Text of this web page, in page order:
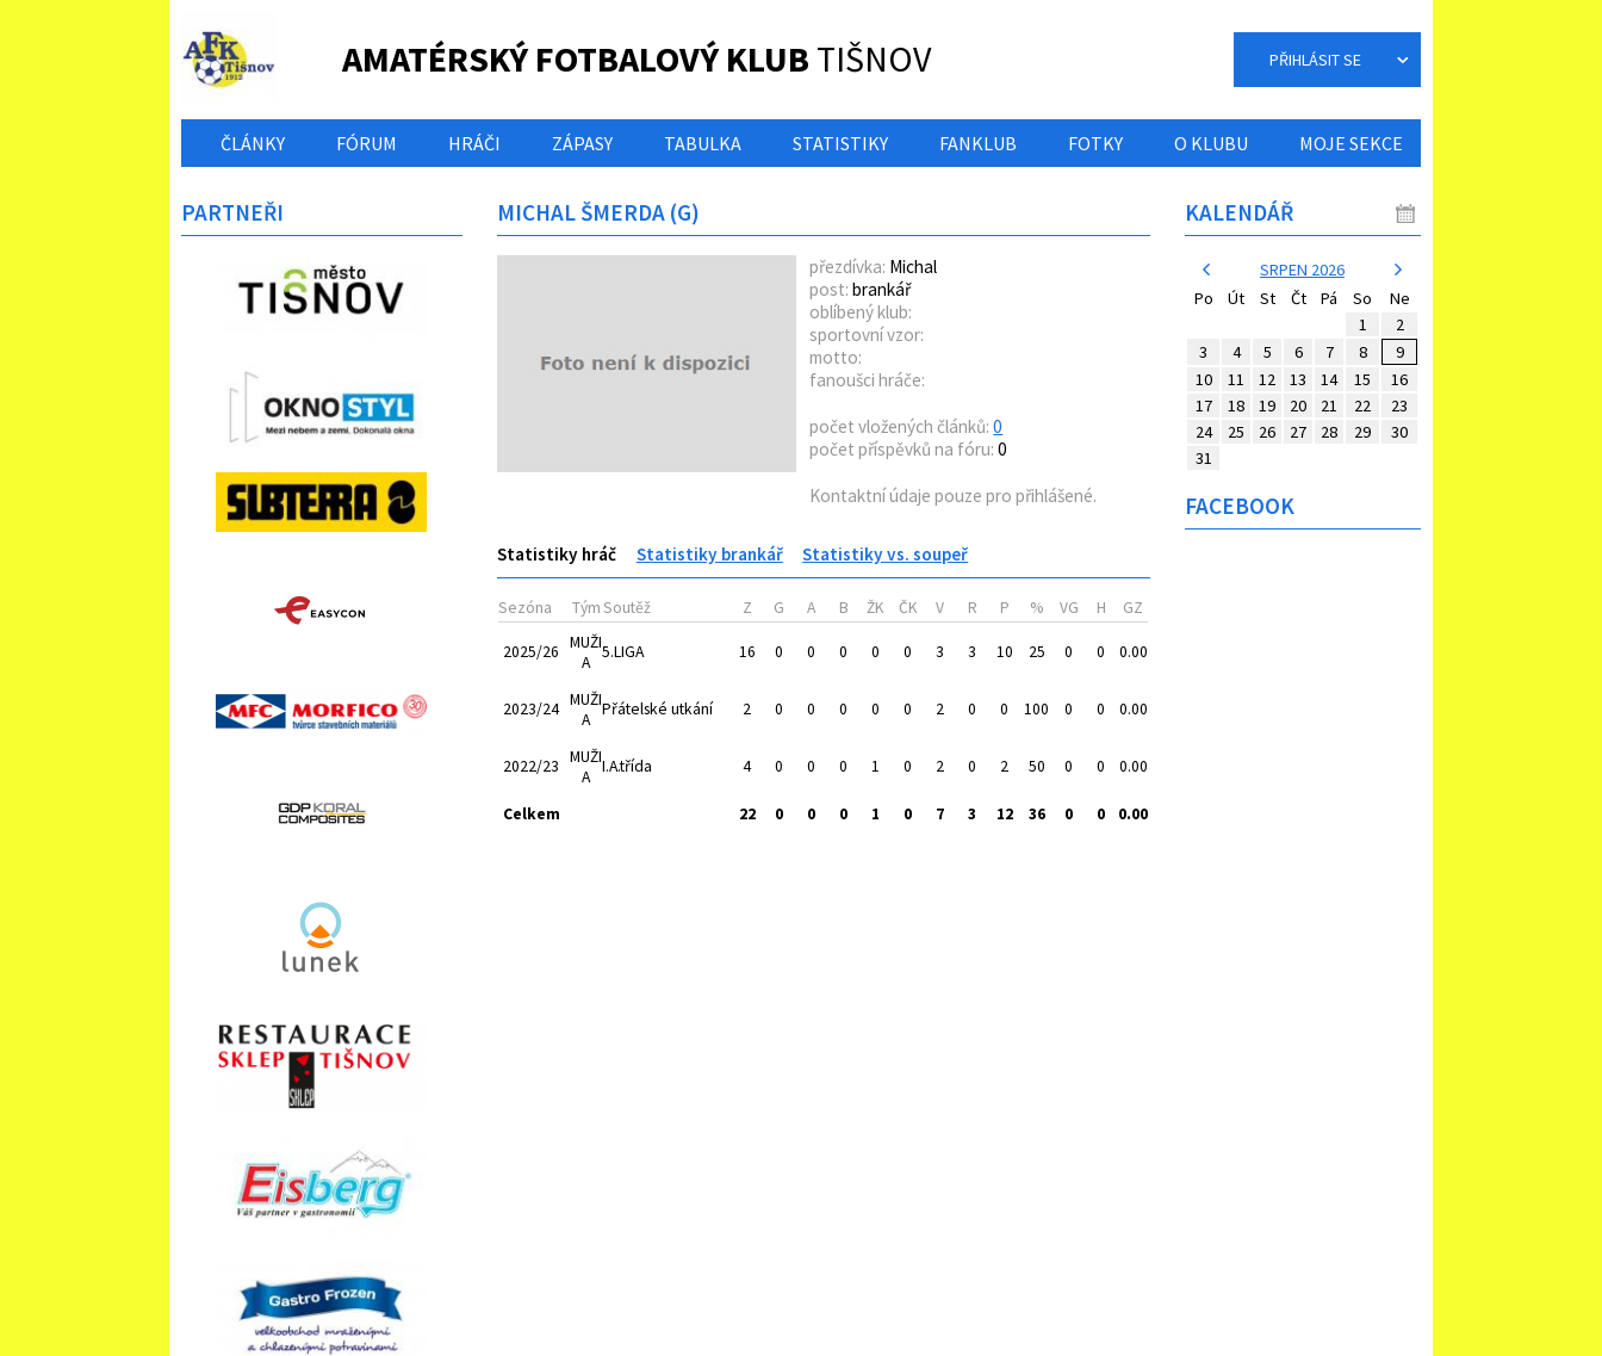
AMATÉRSKÝ FOTBALOVÝ KLUB TIŠNOV PŘIHLÁSIT SE
ČLÁNKY FÓRUM HRÁČI ZÁPASY TABULKA STATISTIKY FANKLUB FOTKY O KLUBU MOJE SEKCE
MICHAL ŠMERDA (G)
přezdívka: Michal
post: brankář
oblíbený klub:
sportovní vzor:
motto:
fanoušci hráče:
počet vložených článků: 0
počet příspěvků na fóru: 0
Kontaktní údaje pouze pro přihlášené.
Statistiky hráč Statistiky brankář Statistiky vs. soupeř
Sezóna TýmSoutěž Z G A B ŽK ČK V R P % VG H GZ
2025/26
MUŽI
A
5.LIGA 16 0 0 0 0 0 3 3 10 25 0 0 0.00
2023/24 MUŽI
A
Přátelské utkání 2 0 0 0 0 0 2 0 0 100 0 0 0.00
2022/23
MUŽI
A
I.A.třída 4 0 0 0 1 0 2 0 2 50 0 0 0.00
Celkem 22 0 0 0 1 0 7 3 12 36 0 0 0.00
PARTNEŘI KALENDÁŘ
SRPEN 2026
Po
Út St Čt Pá So
Ne
1
2
3
4 5 6 7 8
9
10
11 12 13 14 15
16
17
18 19 20 21 22
23
24
25 26 27 28 29
30
31
FACEBOOK